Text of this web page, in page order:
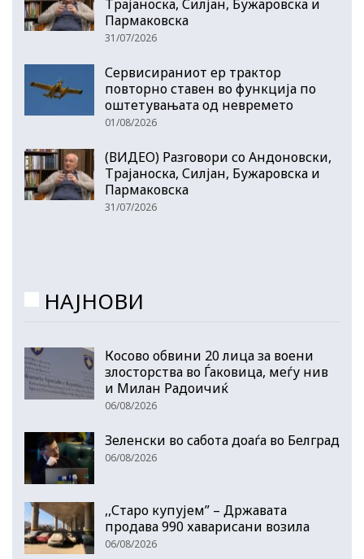
Трајаноска, Силјан, Бужаровска и
Пармаковска
31/07/2026
Сервисираниот ер трактор
повторно ставен во функција по
оштетувањата од невремето
01/08/2026
(ВИДЕО) Разговори со Андоновски,
Трајаноска, Силјан, Бужаровска и
Пармаковска
31/07/2026
НАЈНОВИ
Косово обвини 20 лица за воени
злосторства во Ѓаковица, меѓу нив
и Милан Радоичиќ
06/08/2026
Зеленски во сабота доаѓа во Белград
06/08/2026
,,Старо купујем” – Државата
продава 990 хаварисани возила
06/08/2026